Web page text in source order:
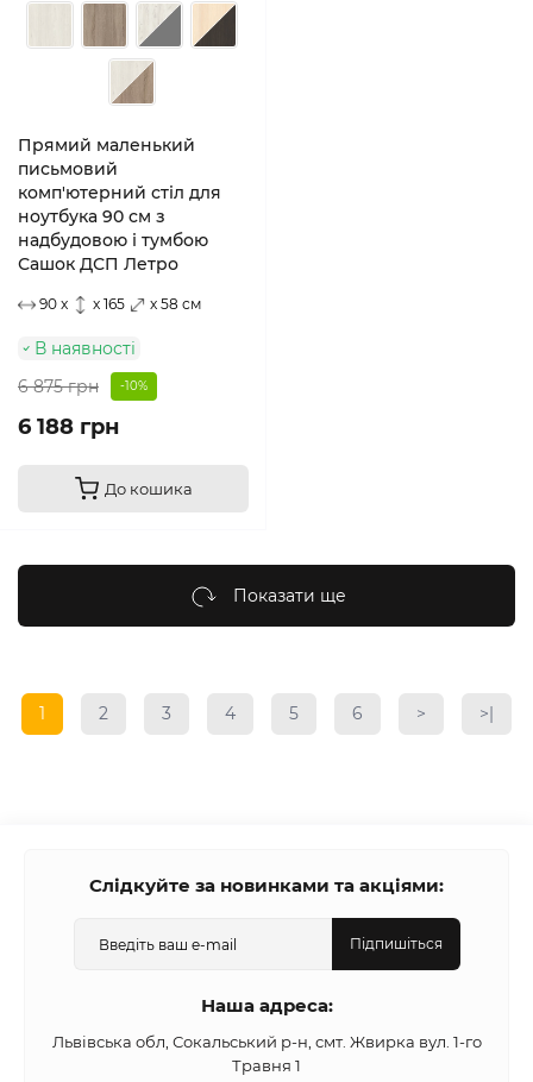
Прямий маленький
письмовий
комп'ютерний стіл для
ноутбука 90 см з
надбудовою і тумбою
Сашок ДСП Летро
90 x x 165 x 58 см
В наявності
6 875 грн
-10%
6 188 грн
До кошика
Показати ще
1 2 3 4 5 6 > >|
Слідкуйте за новинками та акціями:
Підпишіться
Наша адреса:
Львівська обл, Сокальський р-н, смт. Жвирка вул. 1-го
Травня 1